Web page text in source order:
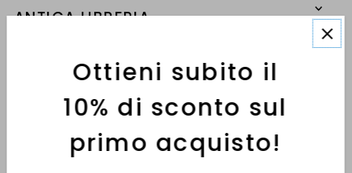
ANTICA LIBRERIA
INFORMATIVE
Ottieni subito il
10% di sconto sul
primo acquisto!